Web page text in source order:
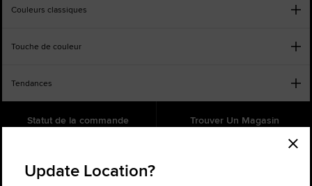
Couleurs classiques
Touche de couleur
Tendances
Statut de la commande Trouver Un Magasin
Inscrivez-vous pour recevoir des
Update Location?